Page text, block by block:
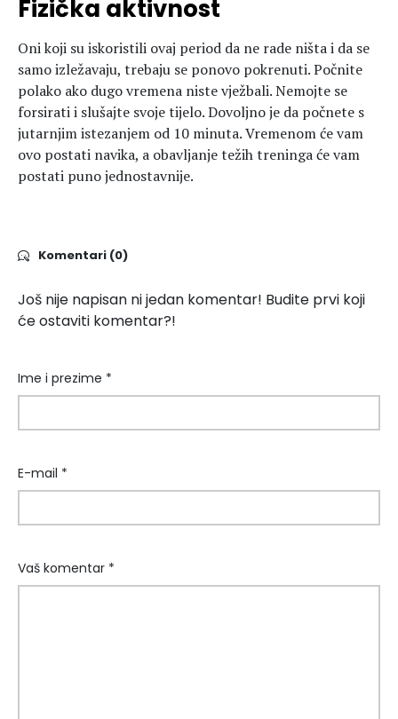
Fizička aktivnost
Oni koji su iskoristili ovaj period da ne rade ništa i da se
samo izležavaju, trebaju se ponovo pokrenuti. Počnite
polako ako dugo vremena niste vježbali. Nemojte se
forsirati i slušajte svoje tijelo. Dovoljno je da počnete s
jutarnjim istezanjem od 10 minuta. Vremenom će vam
ovo postati navika, a obavljanje težih treninga će vam
postati puno jednostavnije.
Komentari (0)
Još nije napisan ni jedan komentar! Budite prvi koji
će ostaviti komentar?!
Ime i prezime *
E-mail *
Vaš komentar *